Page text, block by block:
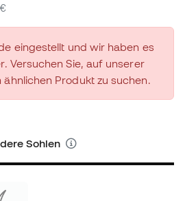
eingestellt und wir haben es
Versuchen Sie, auf unserer
Produkt zu suchen.
Sohlen